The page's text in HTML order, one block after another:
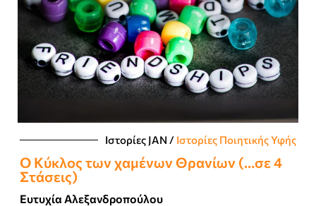
Ιστορίες JΑΝ / Ιστορίες Ποιητικής Υφής
Ο Κύκλος των χαμένων Θρανίων (…σε 4
Στάσεις)
Ευτυχία Αλεξανδροπούλου